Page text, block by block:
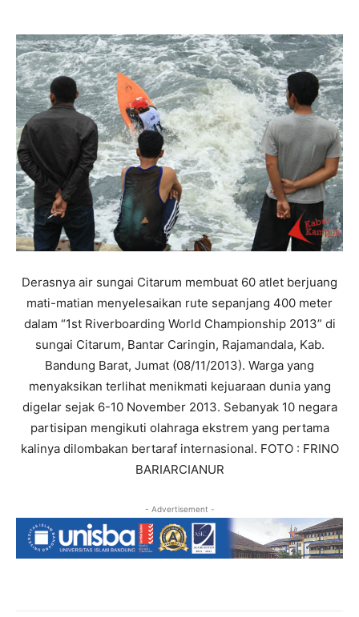
Derasnya air sungai Citarum membuat 60 atlet berjuang
mati-matian menyelesaikan rute sepanjang 400 meter
dalam “1st Riverboarding World Championship 2013” di
sungai Citarum, Bantar Caringin, Rajamandala, Kab.
Bandung Barat, Jumat (08/11/2013). Warga yang
menyaksikan terlihat menikmati kejuaraan dunia yang
digelar sejak 6-10 November 2013. Sebanyak 10 negara
partisipan mengikuti olahraga ekstrem yang pertama
kalinya dilombakan bertaraf internasional. FOTO : FRINO
BARIARCIANUR
- Advertisement -